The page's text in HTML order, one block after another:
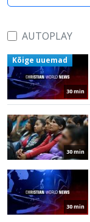
AUTOPLAY
30 min
Kõige uuemad
30 min
30 min